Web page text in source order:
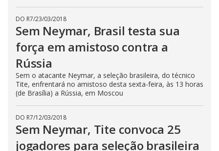
DO R7/23/03/2018
Sem Neymar, Brasil testa sua
força em amistoso contra a
Rússia
Sem o atacante Neymar, a seleção brasileira, do técnico
Tite, enfrentará no amistoso desta sexta-feira, às 13 horas
(de Brasília) a Rússia, em Moscou
DO R7/12/03/2018
Sem Neymar, Tite convoca 25
jogadores para seleção brasileira